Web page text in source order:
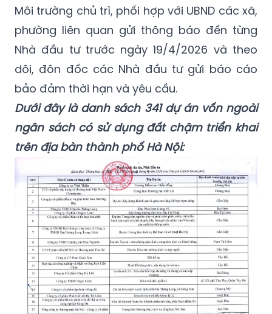
Môi trường chủ trì, phối hợp với UBND các xã,
phường liên quan gửi thông báo đến từng
Nhà đầu tư trước ngày 19/4/2026 và theo
dõi, đôn đốc các Nhà đầu tư gửi báo cáo
bảo đảm thời hạn và yêu cầu.
Dưới đây là danh sách 341 dự án vốn ngoài
ngân sách có sử dụng đất chậm triển khai
trên địa bàn thành phố Hà Nội: